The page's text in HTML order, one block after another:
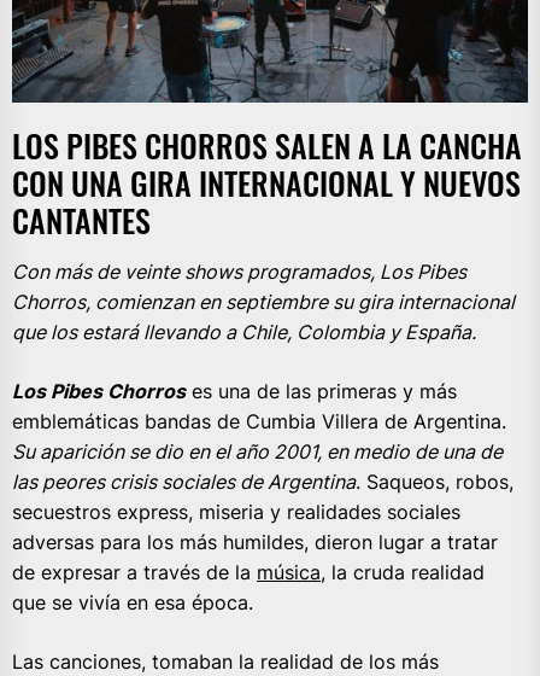
LOS PIBES CHORROS SALEN A LA CANCHA
CON UNA GIRA INTERNACIONAL Y NUEVOS
CANTANTES
Con más de veinte shows programados, Los Pibes
Chorros, comienzan en septiembre su gira internacional
que los estará llevando a Chile, Colombia y España.
Los Pibes Chorroses una de las primeras y más
emblemáticas bandas de Cumbia Villera de Argentina.
Su aparición se dio en el año 2001, en medio de una de
las peores crisis sociales de Argentina. Saqueos, robos,
secuestros express, miseria y realidades sociales
adversas para los más humildes, dieron lugar a tratar
de expresar a través de la música, la cruda realidad
que se vivía en esa época.
Las canciones, tomaban la realidad de los más